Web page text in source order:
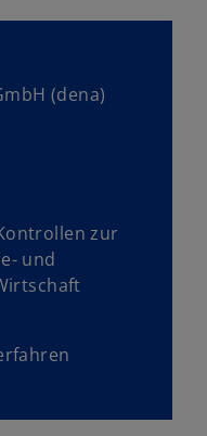
(dena)
zur
und